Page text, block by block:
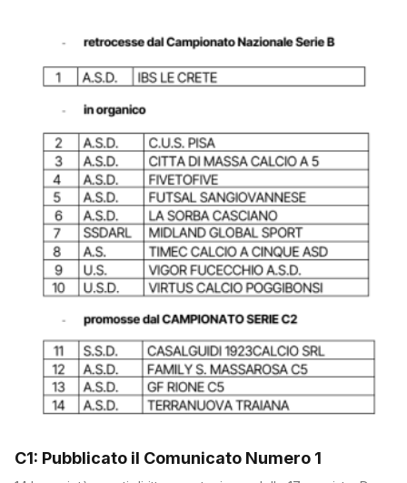
C1: Pubblicato il Comunicato Numero 1